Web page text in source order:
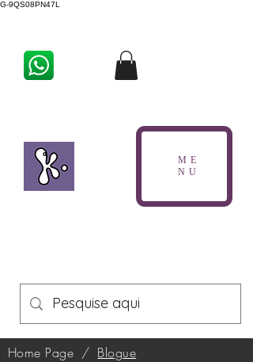
G-9QS08PN47L
ME
NU
Home Page / Blogue